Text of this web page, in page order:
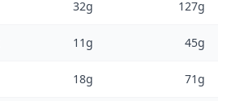
32g 127g
11g 45g
18g 71g